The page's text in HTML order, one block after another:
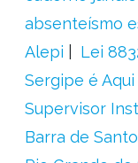
absenteísmo
Alepi
Lei
Sergipe é Aqui
Supervisor
Barra de